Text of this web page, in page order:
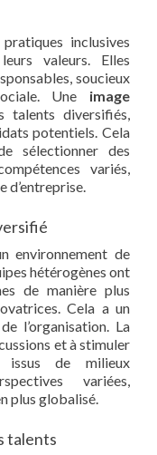
inclusives
valeurs. Elles
soucieux
Une image
talents diversifiés,
potentiels. Cela
sélectionner des
variés,
d’entreprise.
environnement de
hétérogènes ont
de manière plus
Cela a un
l’organisation. La
et à stimuler
issus de milieux
variées,
plus globalisé.
talents